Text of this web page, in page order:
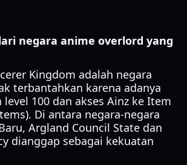
negara anime overlord yang
Kingdom adalah negara
terbantahkan karena adanya
level 100 dan akses Ainz ke Item
Di antara negara-negara
Argland Council State dan
dianggap sebagai kekuatan